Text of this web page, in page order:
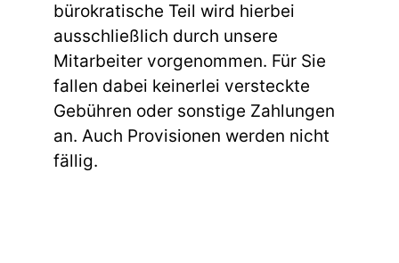
bürokratische Teil wird hierbei
ausschließlich durch unsere
Mitarbeiter vorgenommen. Für Sie
fallen dabei keinerlei versteckte
Gebühren oder sonstige Zahlungen
an. Auch Provisionen werden nicht
fällig.